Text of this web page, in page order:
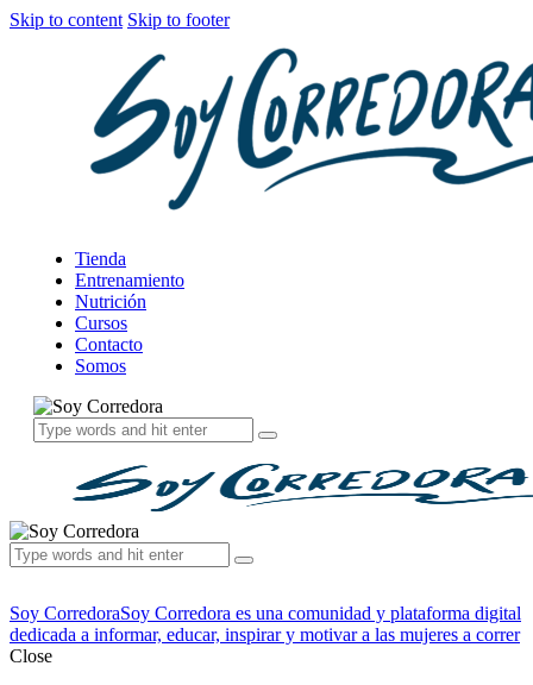
Skip to content Skip to footer
Tienda
Entrenamiento
Nutrición
Cursos
Contacto
Somos
Soy CorredoraSoy Corredora es una comunidad y plataforma digital
dedicada a informar, educar, inspirar y motivar a las mujeres a correr
Close